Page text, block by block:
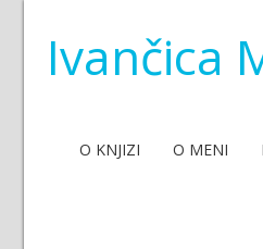
Ivančica
O KNJIZI O MENI